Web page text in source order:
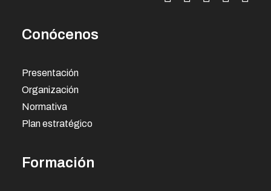
Conócenos
Presentación
Organización
Normativa
Plan estratégico
Formación